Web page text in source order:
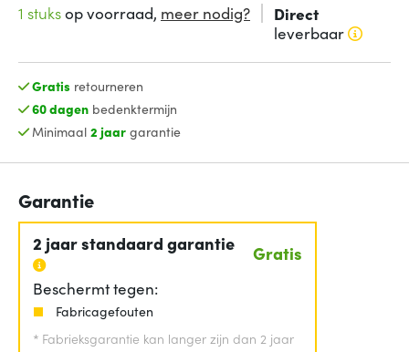
1 stuksop voorraad, meer nodig? Direct
leverbaar
Gratis retourneren
60 dagenbedenktermijn
Minimaal 2 jaargarantie
Garantie
2 jaar standaard garantie Gratis
Beschermt tegen:
Fabricagefouten
* Fabrieksgarantie kan langer zijn dan 2 jaar